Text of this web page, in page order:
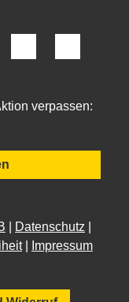
verpassen:
Datenschutz
| Impressum